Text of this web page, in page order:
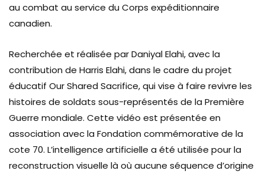
au combat au service du Corps expéditionnaire
canadien.
Recherchée et réalisée par Daniyal Elahi, avec la
contribution de Harris Elahi, dans le cadre du projet
éducatif Our Shared Sacrifice, qui vise à faire revivre les
histoires de soldats sous-représentés de la Première
Guerre mondiale. Cette vidéo est présentée en
association avec la Fondation commémorative de la
cote 70. L’intelligence artificielle a été utilisée pour la
reconstruction visuelle là où aucune séquence d’origine